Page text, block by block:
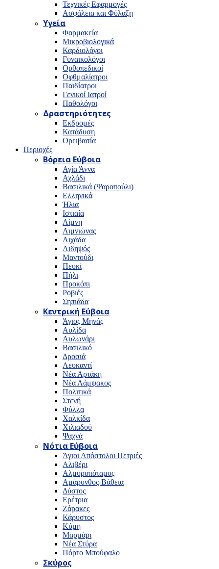
Τεχνικές Εφαρμογές
Ασφάλεια και Φύλαξη
Υγεία
Φαρμακεία
Μικροβιολογικά
Καρδιολόγοι
Γυναικολόγοι
Ορθοπεδικοί
Οφθμαλίατροι
Παιδίατροι
Γενικοί Ιατροί
Παθολόγοι
Δραστηριότητες
Εκδρομές
Κατάδυση
Ορειβασία
Περιοχές
Βόρεια Εύβοια
Αγία Άννα
Αχλάδι
Βασιλικά (Ψαροπούλι)
Ελληνικά
Ήλια
Ιστιαία
Λίμνη
Λιμνιώνας
Λιχάδα
Αιδηψός
Μαντούδι
Πευκί
Πήλι
Προκόπι
Ροβιές
Σηπιάδα
Κεντρική Εύβοια
Άγιος Μηνάς
Αυλίδα
Αυλωνάρι
Βασιλικό
Δροσιά
Λευκαντί
Νέα Αρτάκη
Νέα Λάμψακος
Πολιτικά
Στενή
Φύλλα
Χαλκίδα
Χιλιαδού
Ψαχνά
Νότια Εύβοια
Άγιοι Απόστολοι Πετριές
Αλιβέρι
Αλμυροπόταμος
Αμάρυνθος-Βάθεια
Δύστος
Ερέτρια
Ζάρακες
Κάρυστος
Κύμη
Μαρμάρι
Νέα Στύρα
Πόρτο Μπούφαλο
Σκύρος